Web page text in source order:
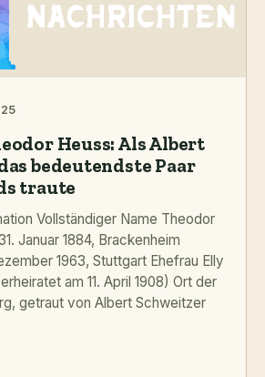
Heuss: Als Albert
bedeutendste Paar
traute
Vollständiger Name Theodor
Januar 1884, Brackenheim
1963, Stuttgart Ehefrau Elly
am 11. April 1908) Ort der
getraut von Albert Schweitzer